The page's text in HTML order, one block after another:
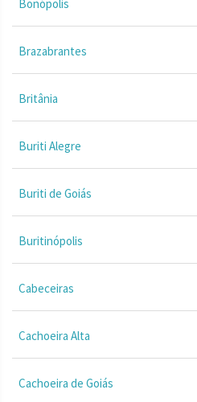
Bonópolis
Brazabrantes
Britânia
Buriti Alegre
Buriti de Goiás
Buritinópolis
Cabeceiras
Cachoeira Alta
Cachoeira de Goiás